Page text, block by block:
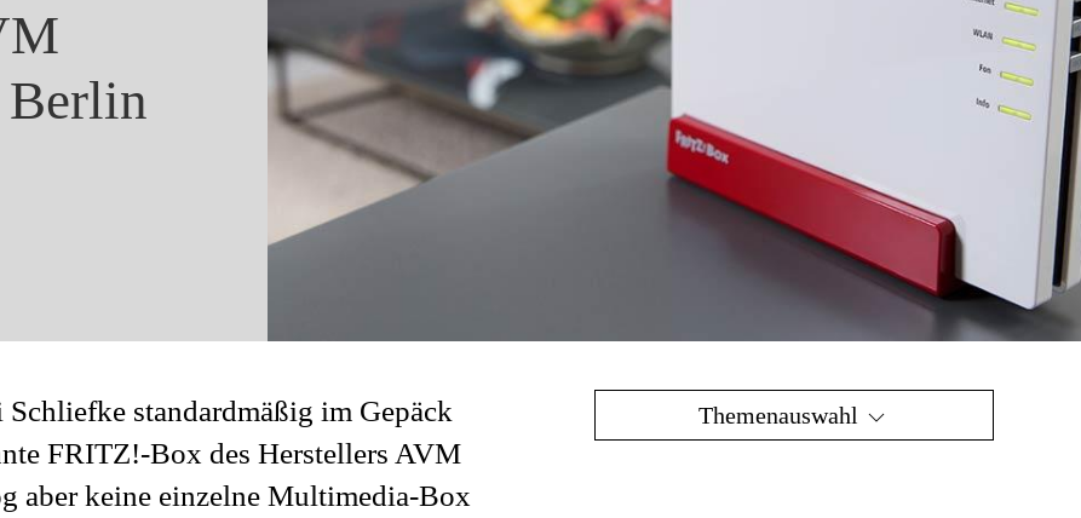
Berlin
standardmäßig im Gepäck
FRITZ!-Box des Herstellers AVM
aber keine einzelne Multimedia-Box
Themenauswahl